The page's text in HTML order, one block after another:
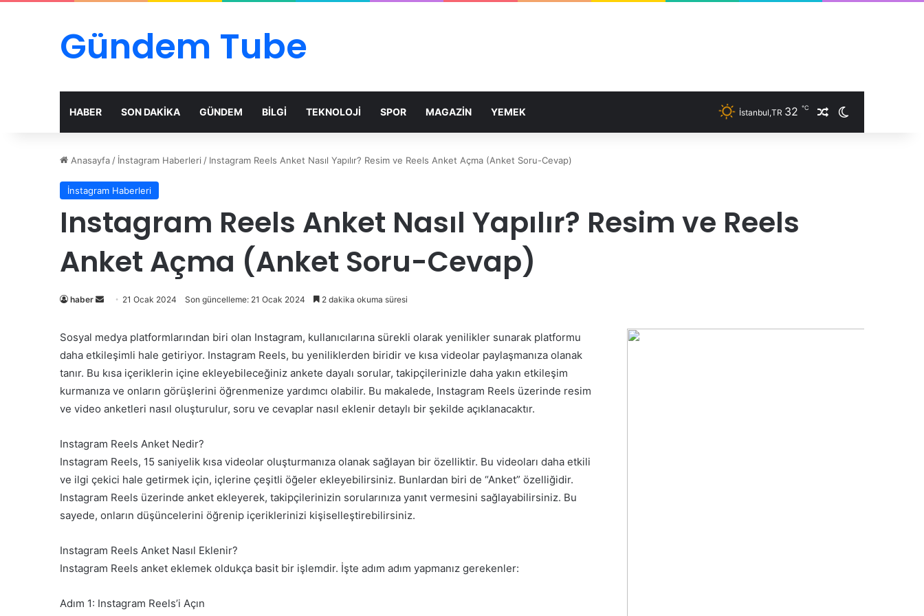
Gündem Tube
HABER SON DAKİKA GÜNDEM BİLGİ TEKNOLOJİ SPOR MAGAZİN YEMEK İstanbul,TR 32 ℃
Anasayfa / İnstagram Haberleri / Instagram Reels Anket Nasıl Yapılır? Resim ve Reels Anket Açma (Anket Soru-Cevap)
İnstagram Haberleri
Instagram Reels Anket Nasıl Yapılır? Resim ve Reels
Anket Açma (Anket Soru-Cevap)
haber
Bir
posta
göndermek
21 Ocak 2024 Son güncelleme: 21 Ocak 2024 2 dakika okuma süresi
Sosyal medya platformlarından biri olan Instagram, kullanıcılarına sürekli olarak yenilikler sunarak platformu
daha etkileşimli hale getiriyor. Instagram Reels, bu yeniliklerden biridir ve kısa videolar paylaşmanıza olanak
tanır. Bu kısa içeriklerin içine ekleyebileceğiniz ankete dayalı sorular, takipçilerinizle daha yakın etkileşim
kurmanıza ve onların görüşlerini öğrenmenize yardımcı olabilir. Bu makalede, Instagram Reels üzerinde resim
ve video anketleri nasıl oluşturulur, soru ve cevaplar nasıl eklenir detaylı bir şekilde açıklanacaktır.
Instagram Reels Anket Nedir?
Instagram Reels, 15 saniyelik kısa videolar oluşturmanıza olanak sağlayan bir özelliktir. Bu videoları daha etkili
ve ilgi çekici hale getirmek için, içlerine çeşitli öğeler ekleyebilirsiniz. Bunlardan biri de “Anket” özelliğidir.
Instagram Reels üzerinde anket ekleyerek, takipçilerinizin sorularınıza yanıt vermesini sağlayabilirsiniz. Bu
sayede, onların düşüncelerini öğrenip içeriklerinizi kişiselleştirebilirsiniz.
Instagram Reels Anket Nasıl Eklenir?
Instagram Reels anket eklemek oldukça basit bir işlemdir. İşte adım adım yapmanız gerekenler:
Adım 1: Instagram Reels’i Açın